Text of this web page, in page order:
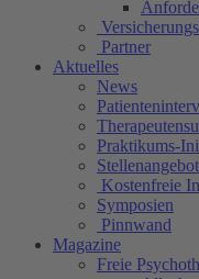
Partner
Aktuelles
News
Praktikums-
Kostenfreie
Symposien
Pinnwand
Magazine
Freie